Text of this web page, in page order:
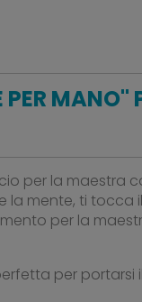
MANO"
per la maestra
la mente, ti tocca
per la
per portarsi